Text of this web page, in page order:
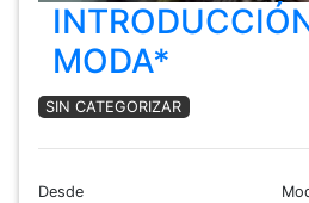
MODA*
SIN CATEGORIZAR
Desde